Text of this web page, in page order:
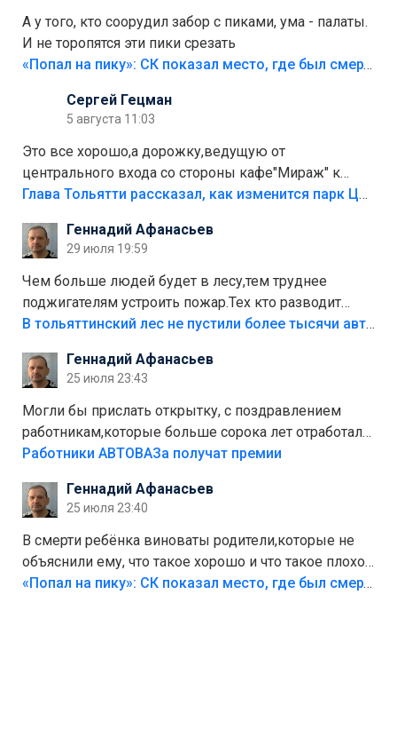
А у того, кто соорудил забор с пиками, ума - палаты.
И не торопятся эти пики срезать
«Попал на пику»: СК показал место, где был смертельно травмирован ребенок в Тольятти
Сергей Гецман
5 августа 11:03
Это все хорошо,а дорожку,ведущую от
центрального входа со стороны кафе"Мираж" к
аттракционам слабо доделать?А то бордюры
лежала в парке и испортилась.Да еще,видимо,часть
украли.
Глава Тольятти рассказал, как изменится парк Центрального района
Геннадий Афанасьев
29 июля 19:59
Чем больше людей будет в лесу,тем труднее
поджигателям устроить пожар.Тех кто разводит
костры,тех надо безбожно штрафовать.Камер полно
Штрафы мизерные.
В тольяттинский лес не пустили более тысячи автомобилей
Геннадий Афанасьев
25 июля 23:43
Могли бы прислать открытку, с поздравлением
работникам,которые больше сорока лет отработали
на предприятии.
Работники АВТОВАЗа получат премии
Геннадий Афанасьев
25 июля 23:40
В смерти ребёнка виноваты родители,которые не
объяснили ему, что такое хорошо и что такое плохо!
Лезть через такой забор,верх безумия,есть же
«Попал на пику»: СК показал место, где был смертельно травмирован ребенок в Тольятти